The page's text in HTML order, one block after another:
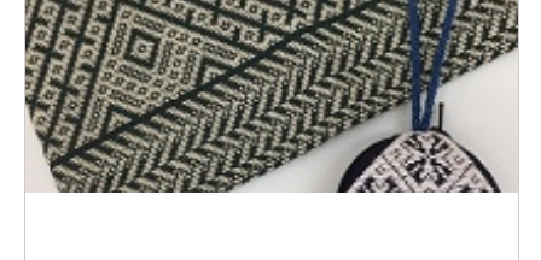
2019年 日本第18回東京国際キルトフェスティバル 額
絵キルト部門 企業賞受賞
日本キルト時間フェスティバル キルト(小)オリ
ジナルキルト部門 優秀賞受賞
日本 キルト＆ステッチショー グループキルト
部門 最優秀賞 受賞
日本 第3回キルトジャパンコンテスト キルト